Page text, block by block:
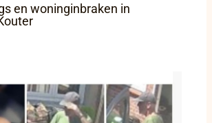
en woninginbraken in